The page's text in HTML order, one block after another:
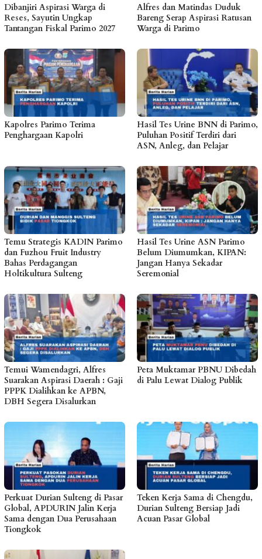
Dibanjiri Aspirasi Warga di
Reses, Sayutin Ungkap
Tantangan Fiskal Parimo 2027
Alfres dan Matindas Duduk
Bareng Serap Aspirasi Ratusan
Warga di Parimo
Kapolres Parimo Terima
Penghargaan Kapolri
Hasil Tes Urine BNN di Parimo,
Puluhan Positif Terdiri dari
ASN, Anleg, dan Pelajar
Temu Strategis KADIN Parimo
dan Fuzhou Fruit Industry
Bahas Perdagangan
Holtikultura Sulteng
Hasil Tes Urine ASN Parimo
Belum Diumumkan, KIPAN:
Jangan Hanya Sekadar
Seremonial
Temui Wamendagri, Alfres
Suarakan Aspirasi Daerah : Gaji
PPPK Dialihkan ke APBN,
DBH Segera Disalurkan
Peta Muktamar PBNU Dibedah
di Palu Lewat Dialog Publik
Perkuat Durian Sulteng di Pasar
Global, APDURIN Jalin Kerja
Sama dengan Dua Perusahaan
Tiongkok
Teken Kerja Sama di Chengdu,
Durian Sulteng Bersiap Jadi
Acuan Pasar Global